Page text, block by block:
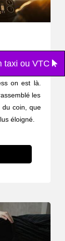
tu veux
on est là.
les
du coin, que
éloigné.
taxi ou VTC